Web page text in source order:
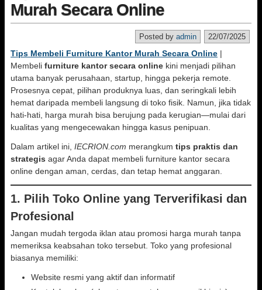
Murah Secara Online
22/07/2025
Posted by admin
Tips Membeli Furniture Kantor Murah Secara Online |
Membeli furniture kantor secara online kini menjadi pilihan
utama banyak perusahaan, startup, hingga pekerja remote.
Prosesnya cepat, pilihan produknya luas, dan seringkali lebih
hemat daripada membeli langsung di toko fisik. Namun, jika tidak
hati-hati, harga murah bisa berujung pada kerugian—mulai dari
kualitas yang mengecewakan hingga kasus penipuan.
Dalam artikel ini, IECRION.com merangkum tips praktis dan
strategis agar Anda dapat membeli furniture kantor secara
online dengan aman, cerdas, dan tetap hemat anggaran.
1. Pilih Toko Online yang Terverifikasi dan
Profesional
Jangan mudah tergoda iklan atau promosi harga murah tanpa
memeriksa keabsahan toko tersebut. Toko yang profesional
biasanya memiliki:
Website resmi yang aktif dan informatif